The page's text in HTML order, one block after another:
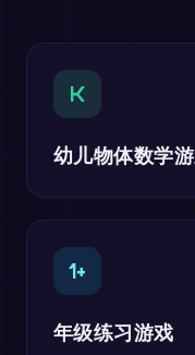
K
幼儿物体数学
1+
年级练习游戏